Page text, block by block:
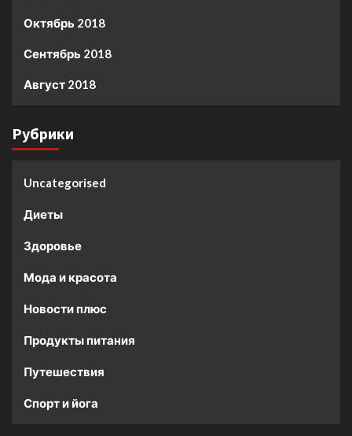
Октябрь 2018
Сентябрь 2018
Август 2018
Рубрики
Uncategorised
Диеты
Здоровье
Мода и красота
Новости плюс
Продукты питания
Путешествия
Спорт и йога